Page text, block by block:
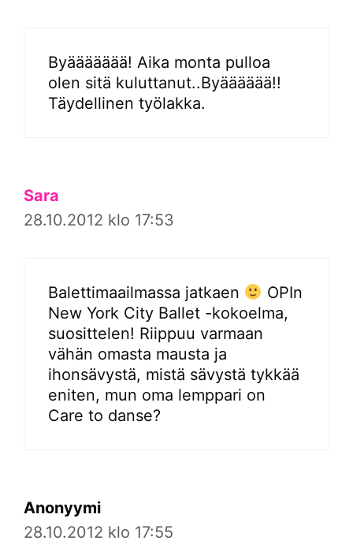
Byäääääää! Aika monta pulloa
olen sitä kuluttanut..Byääääää!!
Täydellinen työlakka.
Sara
28.10.2012 klo 17:53
Balettimaailmassa jatkaen
OPIn
New York City Ballet -kokoelma,
suosittelen! Riippuu varmaan
vähän omasta mausta ja
ihonsävystä, mistä sävystä tykkää
eniten, mun oma lemppari on
Care to danse?
Anonyymi
28.10.2012 klo 17:55